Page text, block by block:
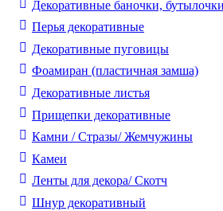
Декоративные баночки, бутылочки
Перья декоративные
Декоративные пуговицы
Фоамиран (пластичная замша)
Декоративные листья
Прищепки декоративные
Камни / Cтразы/ Жемчужины
Камеи
Ленты для декора/ Скотч
Шнур декоративный